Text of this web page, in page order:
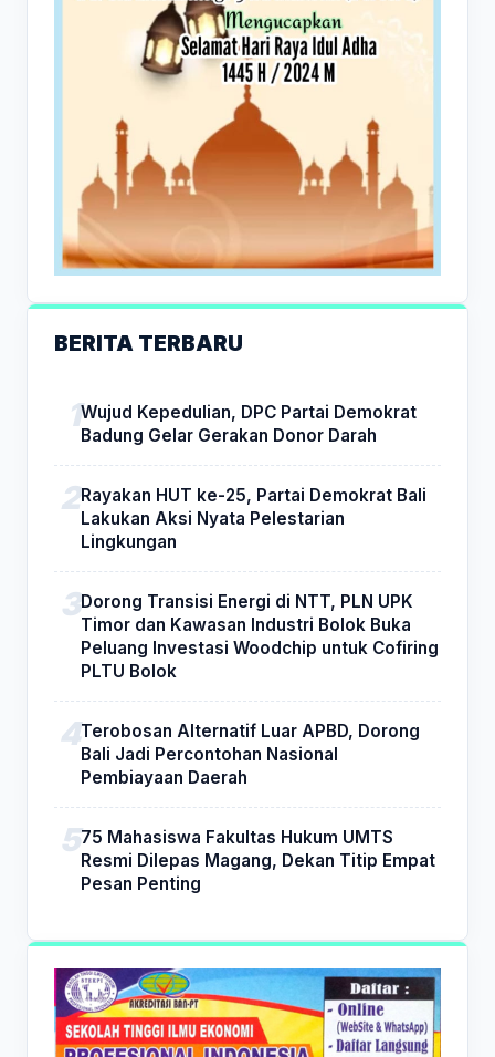
BERITA TERBARU
Wujud Kepedulian, DPC Partai Demokrat
Badung Gelar Gerakan Donor Darah
Rayakan HUT ke-25, Partai Demokrat Bali
Lakukan Aksi Nyata Pelestarian
Lingkungan
Dorong Transisi Energi di NTT, PLN UPK
Timor dan Kawasan Industri Bolok Buka
Peluang Investasi Woodchip untuk Cofiring
PLTU Bolok
Terobosan Alternatif Luar APBD, Dorong
Bali Jadi Percontohan Nasional
Pembiayaan Daerah
75 Mahasiswa Fakultas Hukum UMTS
Resmi Dilepas Magang, Dekan Titip Empat
Pesan Penting